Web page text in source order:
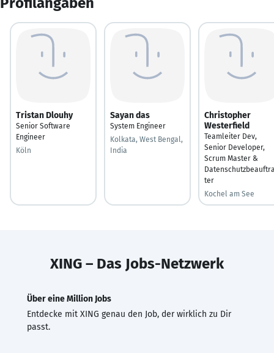
Tristan Dlouhy
Senior Software
Engineer
Köln
Sayan das
System Engineer
Kolkata, West Bengal,
India
Christopher
Westerfield
Teamleiter Dev,
Senior Developer,
Scrum Master &
ter
Kochel am See
XING – Das Jobs-Netzwerk
Über eine Million Jobs
Entdecke mit XING genau den Job, der wirklich zu Dir
passt.